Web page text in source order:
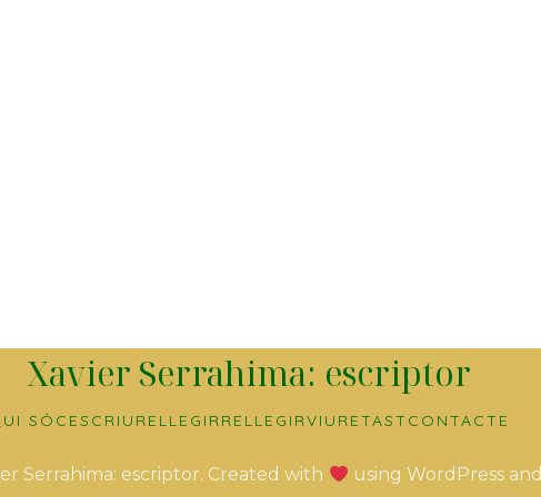
Xavier Serrahima: escriptor
SÓC ESCRIURE LLEGIRRELLEGIRVIURETAST CONTACTE
Serrahima: escriptor. Created with using WordPress and